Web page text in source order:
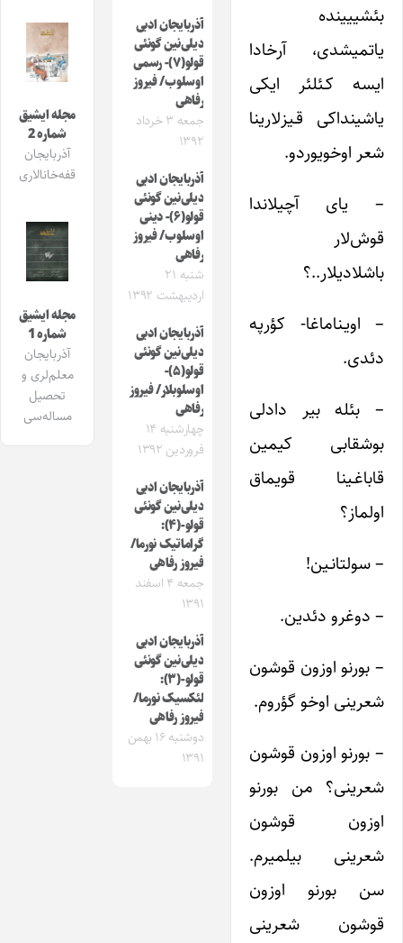
بئشییینده
یاتمیشدی، آرخادا
ایسه کـئلئر ایکی
یاشینداکی قـیزلارینا
شعر اوخویوردو.
– یای آچیلاندا
قوش‌لار
باشلادیلار..؟
– اویـناماغا- کؤرپه
دئدی.
– بئله بیر دادلی
بوشقابی کیمین
قاباغـینا قویماق
اولماز؟
– سولتانـین!
– دوغرو دئدین.
– بورنو اوزون قوشون
شعرینی اوخو گؤروم.
– بورنو اوزون قوشون
شعرینی؟ من بورنو
اوزون قوشون
شعرینی بیلمیرم.
سن بورنو اوزون
قوشون شعرینی
آذربایجان ادبی
دیلی‌نین گونئی
قولو(۷)- رسمی
اوسلوب/ فیروز
رفاهی
جمعه ۳ خرداد
۱۳۹۲
آذربایجان ادبی
دیلی‌نین گونئی
قولو(۶)- دینی
اوسلوب/ فیروز
رفاهی
شنبه ۲۱
اردیبهشت ۱۳۹۲
آذربایجان ادبی
دیلی‌نین گونئی
قولو(۵)-
اوسلوبلار/ فیروز
رفاهی
چهارشنبه ۱۴
فروردین ۱۳۹۲
آذربایجان ادبی
دیلی‌نین گونئی
قولو-(۴):
گراماتیک نورما/
فیروز رفاهی
جمعه ۴ اسفند
۱۳۹۱
آذربایجان ادبی
دیلی‌نین گونئی
قولو-(۳):
لئکسیک نورما/
فیروز رفاهی
دوشنبه ۱۶ بهمن
۱۳۹۱
مجله ایشیق
شماره 2
آذربایجان
قفه‌خانالاری
مجله ایشیق
شماره 1
آذربایجان
معلم‌لری و
تحصیل
مساله‌سی